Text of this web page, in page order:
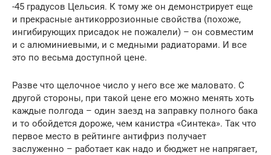
-45 градусов Цельсия. К тому же он демонстрирует еще
и прекрасные антикоррозионные свойства (похоже,
ингибирующих присадок не пожалели) – он совместим
и с алюминиевыми, и с медными радиаторами. И все
это по весьма доступной цене.
Разве что щелочное число у него все же маловато. С
другой стороны, при такой цене его можно менять хоть
каждые полгода – один заезд на заправку полного бака
и то обойдется дороже, чем канистра «Синтека». Так что
первое место в рейтинге антифриз получает
заслуженно – работает как надо и бюджет не напрягает,